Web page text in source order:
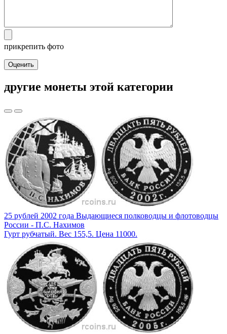
прикрепить фото
Оценить
другие монеты этой категории
25 рублей 2002 года Выдающиеся полководцы и флотоводцы
России - П.С. Нахимов
Гурт рубчатый. Вес 155,5. Цена 11000.